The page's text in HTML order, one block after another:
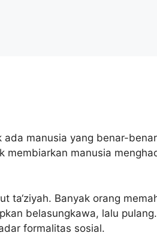
manusia yang benar-
membiarkan manusia
Banyak orang
belasungkawa, lalu
formalitas sosial.